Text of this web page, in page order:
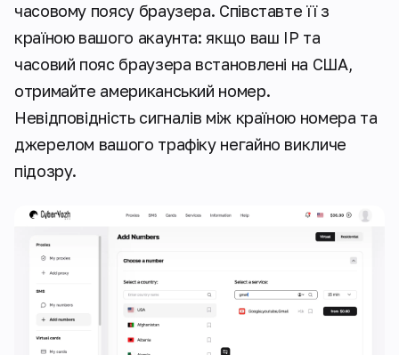
часовому поясу браузера. Співставте її з
країною вашого акаунта: якщо ваш IP та
часовий пояс браузера встановлені на США,
отримайте американський номер.
Невідповідність сигналів між країною номера та
джерелом вашого трафіку негайно викличе
підозру.